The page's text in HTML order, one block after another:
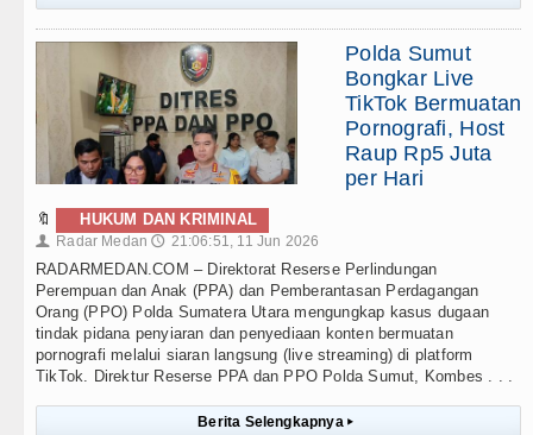
Polda Sumut
Bongkar Live
TikTok Bermuatan
Pornografi, Host
Raup Rp5 Juta
per Hari
🔖 HUKUM DAN KRIMINAL
👤 Radar Medan 🕔 21:06:51, 11 Jun 2026
RADARMEDAN.COM – Direktorat Reserse Perlindungan
Perempuan dan Anak (PPA) dan Pemberantasan Perdagangan
Orang (PPO) Polda Sumatera Utara mengungkap kasus dugaan
tindak pidana penyiaran dan penyediaan konten bermuatan
pornografi melalui siaran langsung (live streaming) di platform
TikTok. Direktur Reserse PPA dan PPO Polda Sumut, Kombes . . .
Berita Selengkapnya ▸